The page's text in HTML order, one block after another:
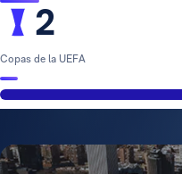
2
Copas de la UEFA